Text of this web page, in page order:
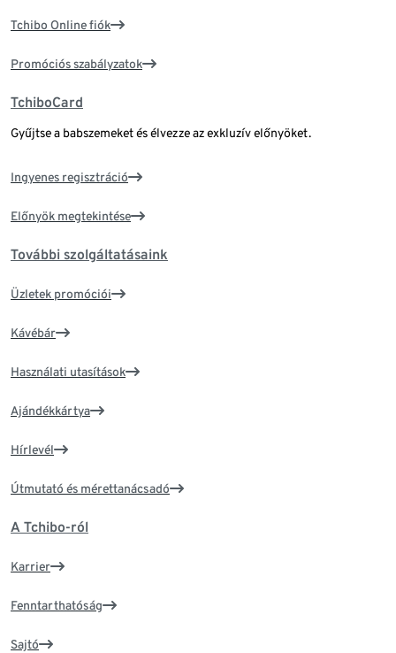
Tchibo Online fiók
Promóciós szabályzatok
TchiboCard
Gyűjtse a babszemeket és élvezze az exkluzív előnyöket.
Ingyenes regisztráció
Előnyök megtekintése
További szolgáltatásaink
Üzletek promóciói
Kávébár
Használati utasítások
Ajándékkártya
Hírlevél
Útmutató és mérettanácsadó
A Tchibo-ról
Karrier
Fenntarthatóság
Sajtó